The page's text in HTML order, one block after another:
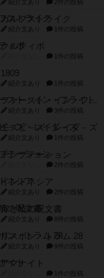
紹介文あり 2件の投稿
ガルフストライク
紹介文あり 1件の投稿
クルティボ
1件の投稿
1809
紹介文あり 1件の投稿
ファースト・イン・フライト
紹介文あり 3件の投稿
モズビ－ズ・レイダ－ズ
紹介文あり 1件の投稿
テンプテーション
2件の投稿
インドネシア
紹介文あり 2件の投稿
宵と暁の呪文書
紹介文あり 8件の投稿
リスボン・トラム 28
紹介文あり 9件の投稿
アマナイト
1件の投稿